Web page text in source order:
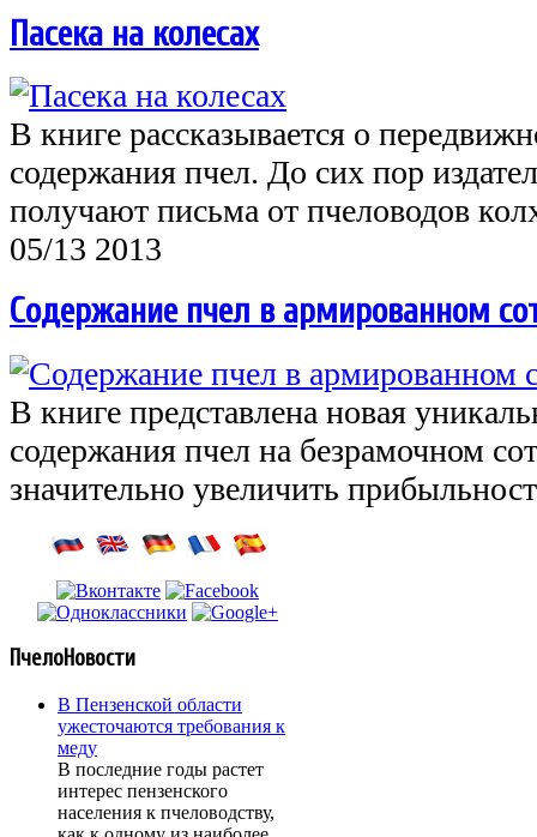
Пасека на колесах
В книге рассказывается о
содержания пчел. До сих пор
получают письма от пчеловодов
05/13 2013
Содержание пчел в армированном
В книге представлена новая
содержания пчел на безрамочном
значительно увеличить
ПчелоНовости
В Пензенской области
ужесточаются требования к
меду
В последние годы растет
интерес пензенского
населения к пчеловодству,